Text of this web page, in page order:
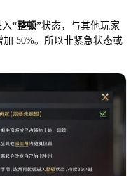
“整顿”状态，与其他玩家
50%。所以非紧急状态或